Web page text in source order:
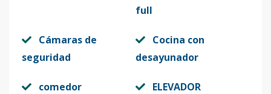
full
Cámaras de
seguridad
Cocina con
desayunador
comedor ELEVADOR